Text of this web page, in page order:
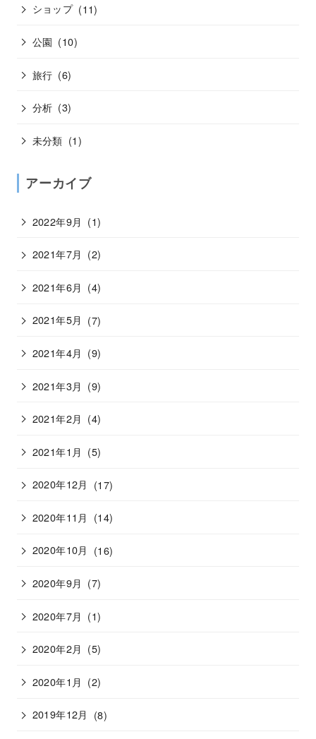
ショップ (11)
公園 (10)
旅行 (6)
分析 (3)
未分類 (1)
アーカイブ
2022年9月 (1)
2021年7月 (2)
2021年6月 (4)
2021年5月 (7)
2021年4月 (9)
2021年3月 (9)
2021年2月 (4)
2021年1月 (5)
2020年12月 (17)
2020年11月 (14)
2020年10月 (16)
2020年9月 (7)
2020年7月 (1)
2020年2月 (5)
2020年1月 (2)
2019年12月 (8)